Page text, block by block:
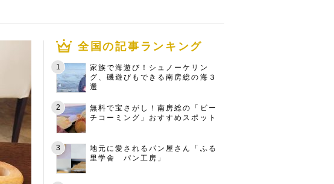
全国の記事ランキング
家族で海遊び！シュノーケリン
グ、磯遊びもできる南房総の海３
選
無料で宝さがし！南房総の「ビー
チコーミング」おすすめスポット
地元に愛されるパン屋さん「ふる
里学舎 パン工房」